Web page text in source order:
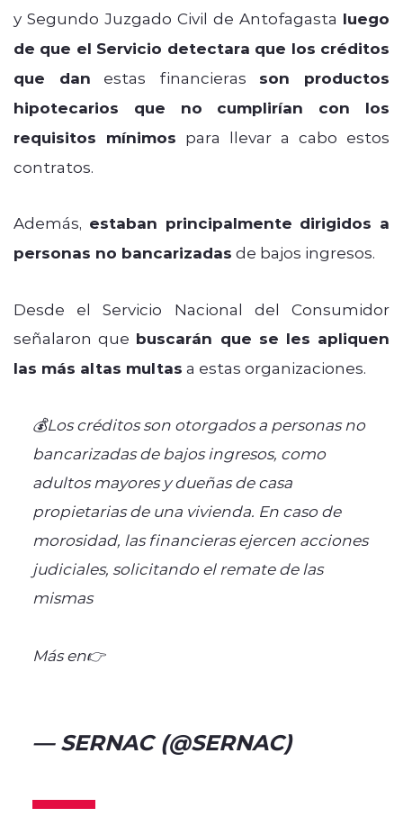
y Segundo Juzgado Civil de Antofagasta luego
de que el Servicio detectara que los créditos
que dan estas financieras son productos
hipotecarios que no cumplirían con los
requisitos mínimos para llevar a cabo estos
contratos.
Además, estaban principalmente dirigidos a
personas no bancarizadas de bajos ingresos.
Desde el Servicio Nacional del Consumidor
señalaron que buscarán que se les apliquen
las más altas multas a estas organizaciones.
💰Los créditos son otorgados a personas no
bancarizadas de bajos ingresos, como
adultos mayores y dueñas de casa
propietarias de una vivienda. En caso de
morosidad, las financieras ejercen acciones
judiciales, solicitando el remate de las
mismas
Más en👉https://t.co/NnJVNi51fZ
— SERNAC (@SERNAC)